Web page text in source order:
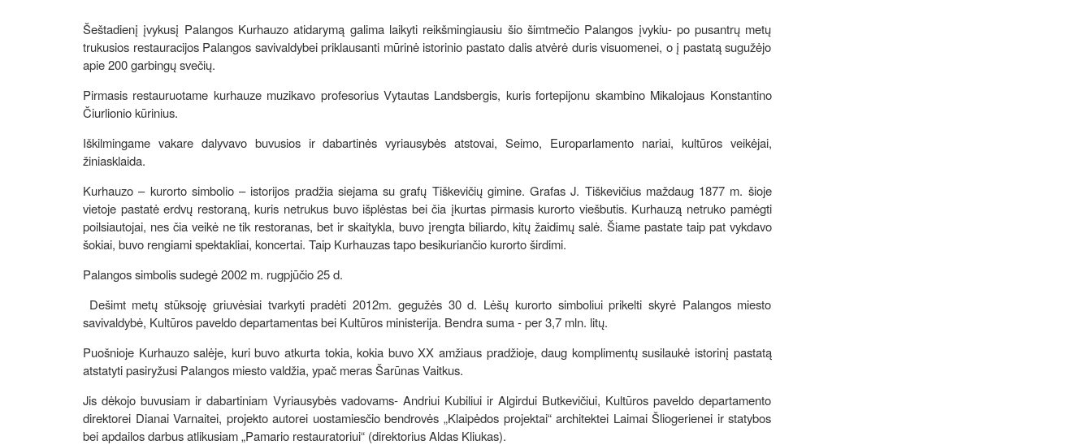
Šeštadienį įvykusį Palangos Kurhauzo atidarymą galima laikyti reikšmingiausiu šio šimtmečio Palangos įvykiu- po pusantrų metų
trukusios restauracijos Palangos savivaldybei priklausanti mūrinė istorinio pastato dalis atvėrė duris visuomenei, o į pastatą sugužėjo
apie 200 garbingų svečių.
Pirmasis restauruotame kurhauze muzikavo profesorius Vytautas Landsbergis, kuris fortepijonu skambino Mikalojaus Konstantino
Čiurlionio kūrinius.
Iškilmingame vakare dalyvavo buvusios ir dabartinės vyriausybės atstovai, Seimo, Europarlamento nariai, kultūros veikėjai,
žiniasklaida.
Kurhauzo – kurorto simbolio – istorijos pradžia siejama su grafų Tiškevičių gimine. Grafas J. Tiškevičius maždaug 1877 m. šioje
vietoje pastatė erdvų restoraną, kuris netrukus buvo išplėstas bei čia įkurtas pirmasis kurorto viešbutis. Kurhauzą netruko pamėgti
poilsiautojai, nes čia veikė ne tik restoranas, bet ir skaitykla, buvo įrengta biliardo, kitų žaidimų salė. Šiame pastate taip pat vykdavo
šokiai, buvo rengiami spektakliai, koncertai. Taip Kurhauzas tapo besikuriančio kurorto širdimi.
Palangos simbolis sudegė 2002 m. rugpjūčio 25 d.
Dešimt metų stūksoję griuvėsiai tvarkyti pradėti 2012m. gegužės 30 d. Lėšų kurorto simboliui prikelti skyrė Palangos miesto
savivaldybė, Kultūros paveldo departamentas bei Kultūros ministerija. Bendra suma - per 3,7 mln. litų.
Puošnioje Kurhauzo salėje, kuri buvo atkurta tokia, kokia buvo XX amžiaus pradžioje, daug komplimentų susilaukė istorinį pastatą
atstatyti pasiryžusi Palangos miesto valdžia, ypač meras Šarūnas Vaitkus.
Jis dėkojo buvusiam ir dabartiniam Vyriausybės vadovams- Andriui Kubiliui ir Algirdui Butkevičiui, Kultūros paveldo departamento
direktorei Dianai Varnaitei, projekto autorei uostamiesčio bendrovės „Klaipėdos projektai“ architektei Laimai Šliogerienei ir statybos
bei apdailos darbus atlikusiam „Pamario restauratoriui“ (direktorius Aldas Kliukas).